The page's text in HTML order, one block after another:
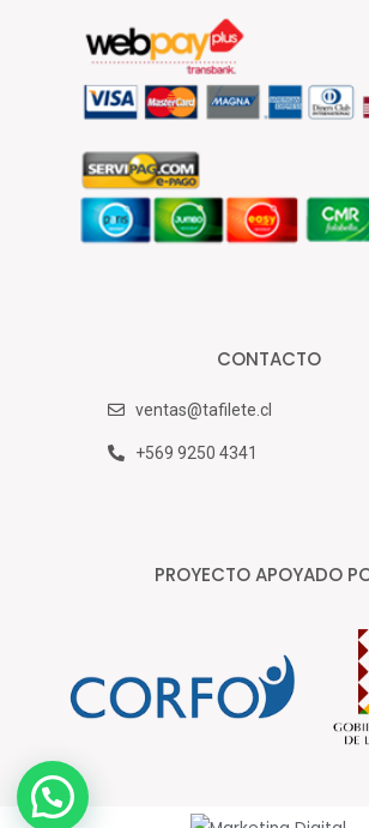
CONTACTO
ventas@tafilete.cl
+569 9250 4341
PROYECTO APOYADO